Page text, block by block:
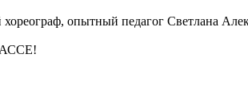
опытный педагог Светлана